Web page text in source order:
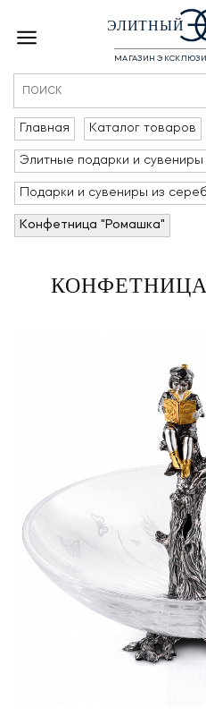
ЭЛИТНЫЙ
МАГАЗИН
Главная Каталог товаров
Элитные подарки и сувениры
Подарки и сувениры из
Конфетница "Ромашка"